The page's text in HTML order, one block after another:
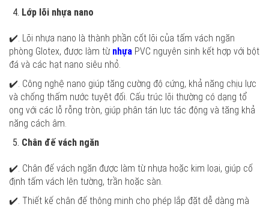
Lớp lõi nhựa nano
✔️. Lõi nhựa nano là thành phần cốt lõi của tấm vách ngăn
phòng Glotex, được làm từ nhựa PVC nguyên sinh kết hợp với bột
đá và các hạt nano siêu nhỏ.
✔️. Công nghệ nano giúp tăng cường độ cứng, khả năng chịu lực
và chống thấm nước tuyệt đối. Cấu trúc lõi thường có dạng tổ
ong với các lỗ rỗng tròn, giúp phân tán lực tác động và tăng khả
năng cách âm.
Chân đế vách ngăn
✔️. Chân đế vách ngăn được làm từ nhựa hoặc kim loại, giúp cố
định tấm vách lên tường, trần hoặc sàn.
✔️. Thiết kế chân đế thông minh cho phép lắp đặt dễ dàng mà